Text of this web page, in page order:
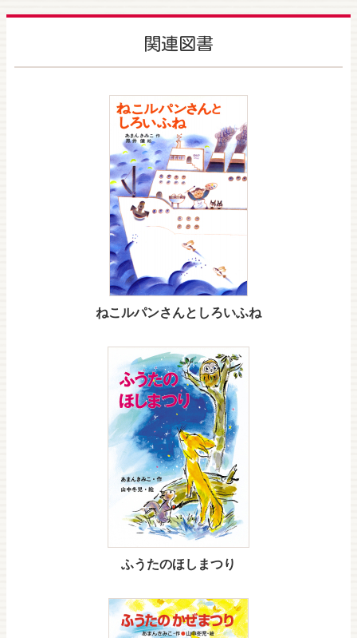
関連図書
ねこルパンさんとしろいふね
ふうたのほしまつり